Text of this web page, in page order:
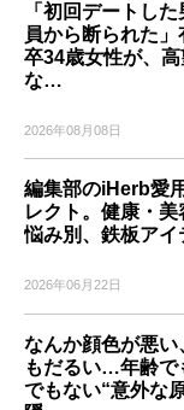
「初回デートし
員から断られた」
卒34歳女性が、高
な…
2026年08月08日
編集部のiHerb愛
レクト。健康・美
悩み別、鉄板ア
2026年06月22日
なんか顔色が悪い
もだるい…年齢で
でもない“意外な